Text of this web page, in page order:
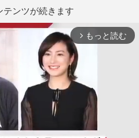
テンツが続きます
arrow_forward_ios もっと読む